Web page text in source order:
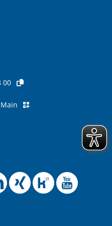
00
Offizielle